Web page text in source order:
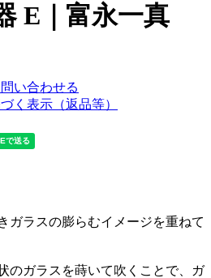
E｜富永一真
い合わせる
く表示（返品等）
ガラスの膨らむイメージを重ねて
のガラスを蒔いて吹くことで、ガ